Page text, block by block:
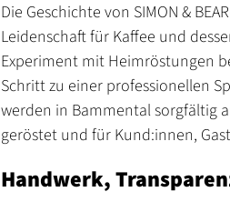
Die Geschichte von SIMON &
Leidenschaft für Kaffee und
Experiment mit Heimröstungen
Schritt zu einer professionellen
werden in Bammental sorgfältig
geröstet und für Kund:innen,
Handwerk,